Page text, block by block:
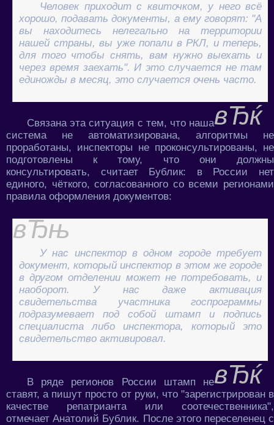
Человек приходит с квиточком, у него всё
хорошо, подавать документы, а ему говорят: "А
вы находитесь нелегально на территории
нашей страны, вы уже попали в РКЛ, и теперь,
для того чтобы снять, вам нужно выехать и
через время заехать". И это случается не там
единожды в месяц, это случается очень часто.
Связана эта ситуация с тем, что наша
система не автоматизирована, алгоритмы не
проработаны, инспекторы не проконсультированы, не
подготовлены к тому, что они должны
консультировать, считает Бублик: в России нет
единого, чёткого, согласованного со всеми регионами
правила оформления документов:
У нас инспектор в одном городе требует
документ, который инспектор в этом же городе
в другом отделении может не потребовать, и
наоборот. У нас даже активация
свидетельства участника госпрограммы
подразумевает под собой штамп и подпись
специалиста либо инспектора, который это
свидетельство активировал.
В ряде регионов России штамп не
ставят, а пишут просто от руки, что "зарегистрирован в
качестве репатрианта или соотечественника",
отмечает Анатолий Бублик. После этого переселенец с